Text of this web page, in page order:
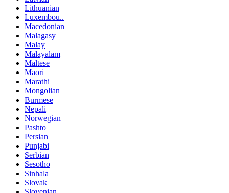
Lithuanian
Luxembou..
Macedonian
Malagasy
Malay
Malayalam
Maltese
Maori
Marathi
Mongolian
Burmese
Nepali
Norwegian
Pashto
Persian
Punjabi
Serbian
Sesotho
Sinhala
Slovak